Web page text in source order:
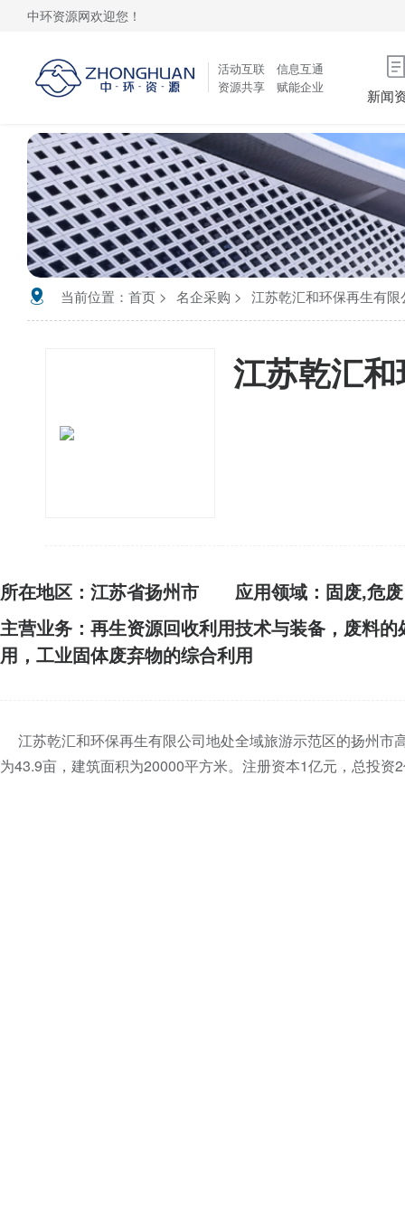
中环资源网欢迎您！
活动互联 信息互通
资源共享 赋能企业
新闻
当前位置： 首页 名企采购 江苏乾汇和环保再生有限
江苏乾汇
所在地区：江苏省扬州市
应用领域：固废,危废
主营业务：再生资源回收利用技术与装备，废料的
用，工业固体废弃物的综合利用
江苏乾汇和环保再生有限公司地处全域旅游示范区的扬州
为43.9亩，建筑面积为20000平方米。注册资本1亿元，总投